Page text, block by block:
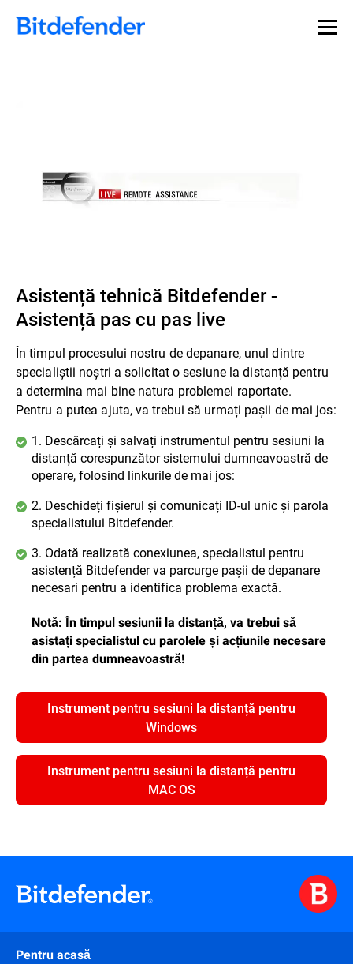
Asistență tehnică Bitdefender -
Asistență pas cu pas live
În timpul procesului nostru de depanare, unul dintre
specialiștii noștri a solicitat o sesiune la distanță pentru
a determina mai bine natura problemei raportate.
Pentru a putea ajuta, va trebui să urmați pașii de mai jos:
1. Descărcați și salvați instrumentul pentru sesiuni la
distanță corespunzător sistemului dumneavoastră de
operare, folosind linkurile de mai jos:
2. Deschideți fișierul și comunicați ID-ul unic și parola
specialistului Bitdefender.
3. Odată realizată conexiunea, specialistul pentru
asistență Bitdefender va parcurge pașii de depanare
necesari pentru a identifica problema exactă.
Notă: În timpul sesiunii la distanță, va trebui să
asistați specialistul cu parolele și acțiunile necesare
din partea dumneavoastră!
Instrument pentru sesiuni la distanță pentru
Windows
Instrument pentru sesiuni la distanță pentru
MAC OS
Pentru acasă